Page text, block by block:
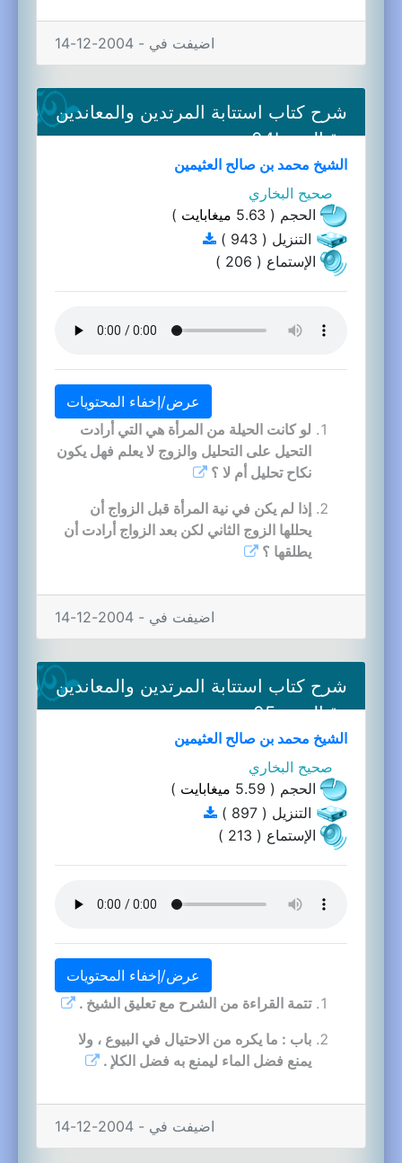
اضيفت في - 2004-12-14
شرح كتاب استتابة المرتدين والمعاندين
وقتالهم-04b
الشيخ محمد بن صالح العثيمين
صحيح البخاري
الحجم ( 5.63
ميغابايت )
التنزيل ( 943 )
الإستماع ( 206 )
عرض/إخفاء المحتويات
لو كانت الحيلة من المرأة هي التي أرادت
التحيل على التحليل والزوج لا يعلم فهل يكون
نكاح تحليل أم لا ؟
إذا لم يكن في نية المرأة قبل الزواج أن
يحللها الزوج الثاني لكن بعد الزواج أرادت أن
يطلقها ؟
اضيفت في - 2004-12-14
شرح كتاب استتابة المرتدين والمعاندين
وقتالهم-05a
الشيخ محمد بن صالح العثيمين
صحيح البخاري
الحجم ( 5.59
ميغابايت )
التنزيل ( 897 )
الإستماع ( 213 )
عرض/إخفاء المحتويات
تتمة القراءة من الشرح مع تعليق الشيخ .
باب : ما يكره من الاحتيال في البيوع ، ولا
يمنع فضل الماء ليمنع به فضل الكلإ .
اضيفت في - 2004-12-14